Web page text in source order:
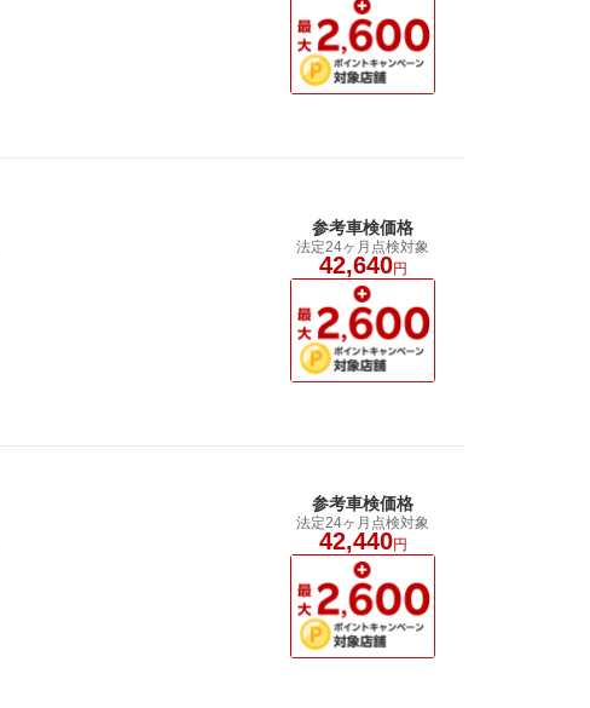
参考車検価格
法定24ヶ月点検対象
42,640円
参考車検価格
法定24ヶ月点検対象
42,440円